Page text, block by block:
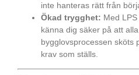
inte hanteras rätt från
Ökad trygghet: Med
känna dig säker på att
bygglovsprocessen sköts
krav som ställs.